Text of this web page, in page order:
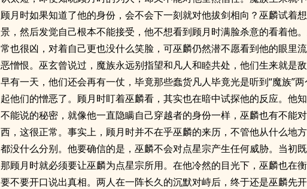
顾月时如果知道了他的身份，会不会下一刻就对他拔剑相向？巫麟试着
景，然后发觉自己根本不能接受，他不想看到顾月时满脸杀意的看着他
常也很凶，对着自己更也没什么笑脸，可巫麟仍然潜不愿看到他的眼里
恶憎恨。巫玄曾说过，魔族永远别指望和凡人和睦共处，他们生来就是
早有一天，他们还会再有一仗，毕竟那些蠢货凡人毕竟光是听到“魔族”
起他们的憎恶了。顾月时盯着巫麟看，其实也在暗中试探他的反应。他
不能说的秘密，就像他一直隐瞒自己穿越者的身份一样，巫麟也有不能
西，这很正常。事实上，顾月时并不在乎巫麟的来历，不管他从什么地
都没什么分别。他要确信的是，巫麟不会对点星宗产生任何威胁。当初既
那顾月时就必须要让巫麟为点星宗所用。在他冷然的目光下，巫麟也在
要不要开口说出真相。两人在一阵长久的沉默对峙后，终于还是巫麟先